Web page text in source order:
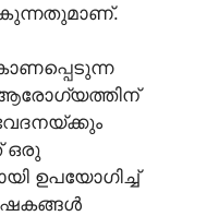
ആരോഗ്യത്തിന്
ഒരു
ഉപയോഗിച്ച്